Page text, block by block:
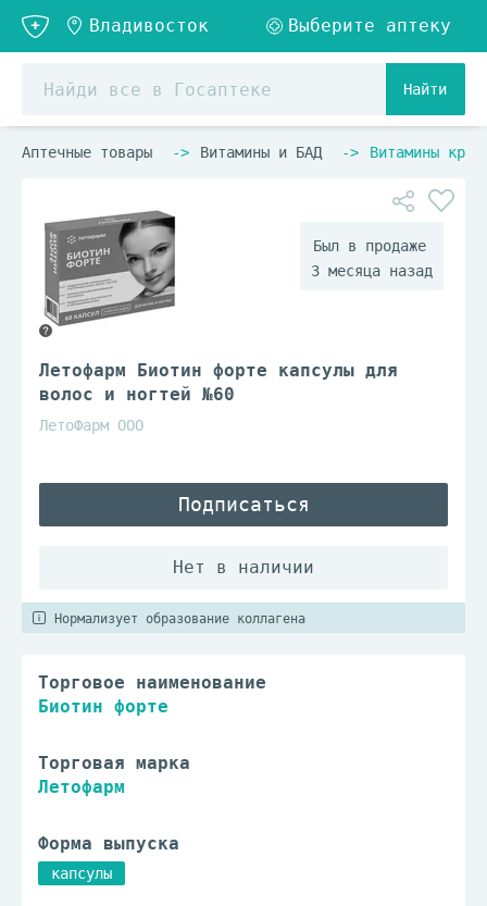
Найти
Аптечные товары Витамины и БАД Витамины
Летофарм Биотин форте капсулы для
волос и ногтей №60
ЛетоФарм ООО
3 месяца назад
Подписаться
Нормализует образование коллагена
Торговое наименование
Биотин форте
Торговая марка
Летофарм
Форма выпуска
капсулы